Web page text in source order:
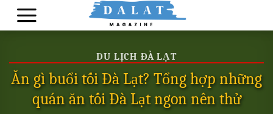
Skip
DU LỊCH ĐÀ LẠT
Ăn gì buổi tối Đà Lạt? Tổng hợp những
quán ăn tối Đà Lạt ngon nên thử